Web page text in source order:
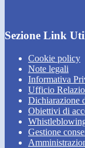
Sezione Link
Cookie policy
Note legali
Informativa
Ufficio
Dichiarazione
Obiettivi di
Gestione